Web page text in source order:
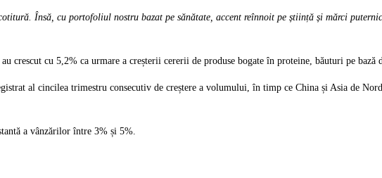
Însă, cu portofoliul nostru bazat pe sănătate, accent reînnoit pe știință și mărci
crescut cu 5,2% ca urmare a creșterii cererii de produse bogate în proteine, băuturi pe bază
al cincilea trimestru consecutiv de creștere a volumului, în timp ce China și Asia de
a vânzărilor între 3% și 5%.